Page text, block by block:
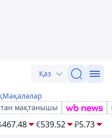
Қаз
Мақалалар
мақтанышы
467.48 €539.52 ₽5.73